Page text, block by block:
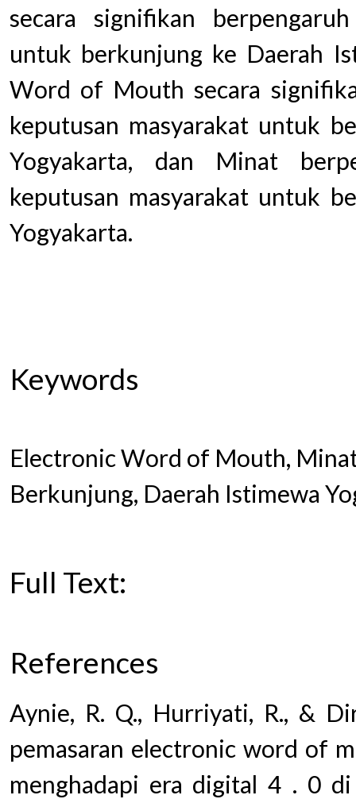
secara signifikan
untuk berkunjung ke Daerah
Word of Mouth secara
keputusan masyarakat untuk
Yogyakarta, dan Minat
keputusan masyarakat untuk
Yogyakarta.
Keywords
Electronic Word of Mouth,
Berkunjung, Daerah Istimewa
Full Text:
References
Aynie, R. Q., Hurriyati, R., &
pemasaran electronic word of
menghadapi era digital 4 . 0